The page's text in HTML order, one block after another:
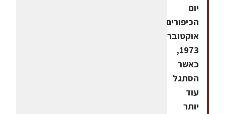
יום
הכיפורים-
אוקטובר
1973,
כאשר
הסתגל
עוד
יותר